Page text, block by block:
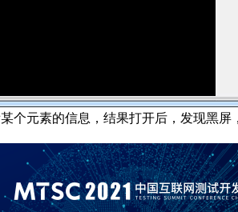
个元素的信息，结果打开后，发现黑屏